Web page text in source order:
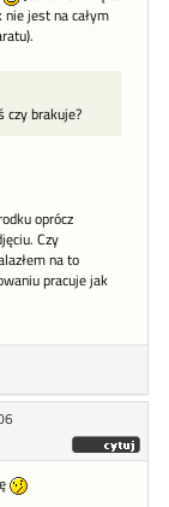
jest na całym
czy brakuje?
oprócz
Czy
na to
pracuje jak